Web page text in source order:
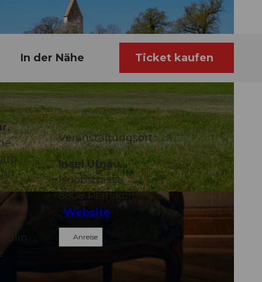
In der Nähe Ticket kaufen
Veranstaltungsort
Insel Ufnau
Huobstrasse
8808Pfäffikon
Website
Anreise